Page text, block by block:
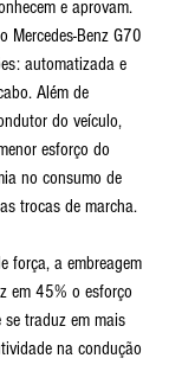
e aprovam.
Mercedes-Benz G70
automatizada e
Além de
do veículo,
esforço do
no consumo de
trocas de marcha.
força, a embreagem
em 45% o esforço
traduz em mais
na condução